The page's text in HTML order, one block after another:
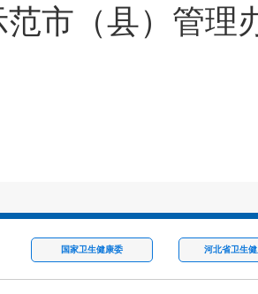
范市（县）管理